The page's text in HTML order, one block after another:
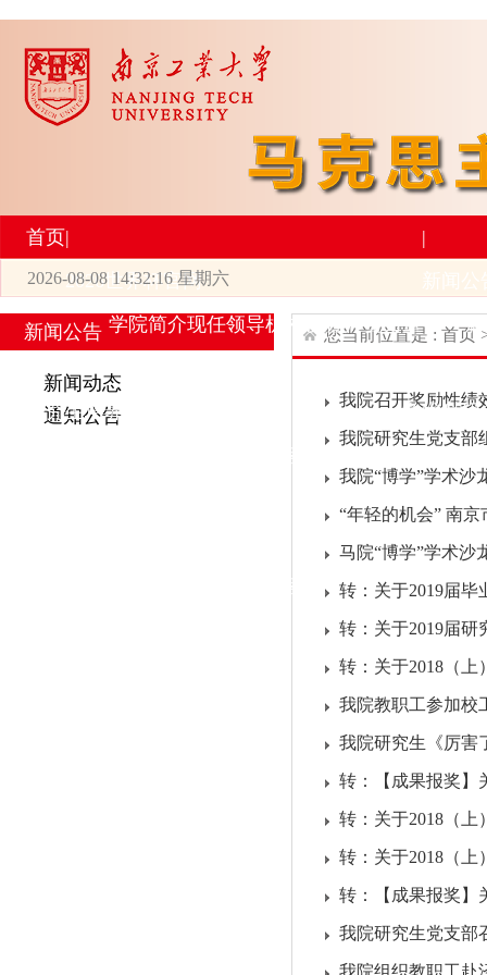
首页|
2026世界杯官网
学院简介现任领导机构设置师资力量
|
研究生培养
学生活动
学术科研
工会活动
2026-08-08 14:32:16 星期六
新闻公告
新闻动态
通知公告
您当前位置是 : 首页
我院召开奖励性绩
我院研究生党支部
我院“博学”学术
“年轻的机会” 南
马院“博学”学术
转：关于2019届
转：关于2019届
转：关于2018（上
我院教职工参加校
我院研究生《厉害
转：【成果报奖】
转：关于2018（上
转：关于2018（上
转：【成果报奖】
我院研究生党支部
我院组织教职工赴